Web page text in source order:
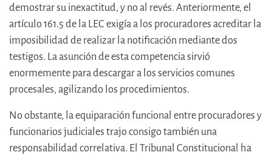
demostrar su inexactitud, y no al revés. Anteriormente, el
artículo 161.5 de la LEC exigía a los procuradores acreditar la
imposibilidad de realizar la notificación mediante dos
testigos. La asunción de esta competencia sirvió
enormemente para descargar a los servicios comunes
procesales, agilizando los procedimientos.
No obstante, la equiparación funcional entre procuradores y
funcionarios judiciales trajo consigo también una
responsabilidad correlativa. El Tribunal Constitucional ha